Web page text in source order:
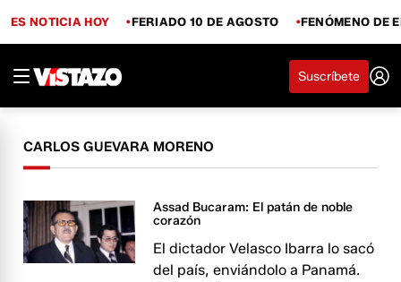
ES NOTICIA HOY FERIADO 10 DE AGOSTO FENÓMENO DE
Suscríbete
CARLOS GUEVARA MORENO
Assad Bucaram: El patán de noble
corazón
El dictador Velasco Ibarra lo sacó
del país, enviándolo a Panamá.